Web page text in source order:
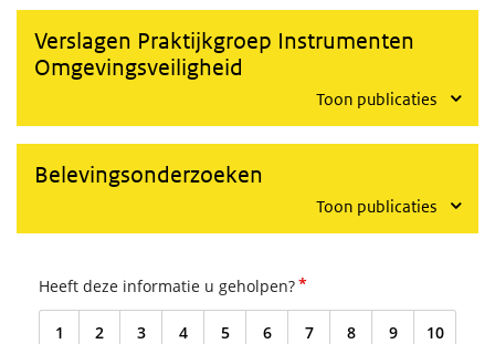
Verslagen Praktijkgroep Instrumenten
Omgevingsveiligheid
Toon publicaties
Belevingsonderzoeken
Toon publicaties
Heeft deze informatie u geholpen?*
1 2 3 4 5 6 7 8 9 10